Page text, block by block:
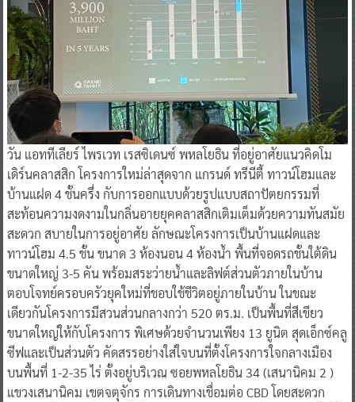
วัน แอททีเลียร์ ไพรเวท เรสซิเดนซ์ พหลโยธิน ที่อยู่อาศัยแนวคิดโม
เดิร์นคลาสสิก โครงการใหม่ล่าสุดจาก แกรนด์ ทรีนีตี้ ทาวน์โฮมและ
บ้านแฝด 4 ชั้นครึ่ง กับการออกแบบด้วยรูปแบบสถาปัตยกรรมที่
สะท้อนความงดงามในกลิ่นอายยุคคลาสสิกเติมเต็มด้วยความทันสมัย
สะดวก สบายในการอยู่อาศัย ลักษณะโครงการเป็นบ้านแฝดและ
ทาวน์โฮม 4.5 ชั้น ขนาด 3 ห้องนอน 4 ห้องน้ำ พื้นที่จอดรถชั้นใต้ดิน
ขนาดใหญ่ 3-5 คัน พร้อมสระว่ายน้ำและลิฟต์ส่วนตัวภายในบ้าน
ตอบโจทย์ครอบครัวยุคใหม่ที่ชอบใช้ชีวิตอยู่ภายในบ้าน ในขณะ
เดียวกันโครงการมีสวนส่วนกลางกว่า 520 ตร.ม. เป็นพื้นที่สีเขียว
ขนาดใหญ่ให้กับโครงการ พิเศษด้วยจำนวนเพียง 13 ยูนิต สุดเอ็กซ์คลู
ซีฟและเป็นส่วนตัว คัดสรรอย่างใส่ใจบนที่ตั้งโครงการใจกลางเมือง
บนพื้นที่ 1-2-35 ไร่ ตั้งอยู่บริเวณ ซอยพหลโยธิน 34 (เสนานิคม 2 )
แขวงเสนานิคม เขตจตุจักร การเดินทางเชื่อมต่อ CBD โดยสะดวก